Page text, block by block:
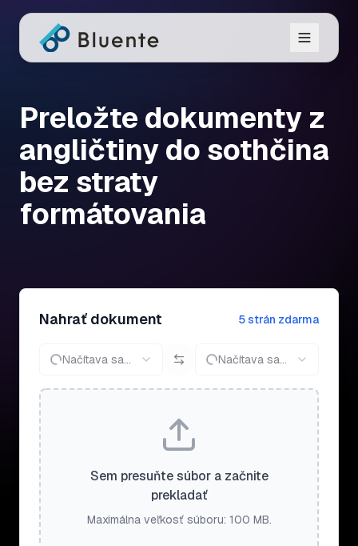
Preložte dokumenty z
angličtiny do sothčina
bez straty
formátovania
Nahrať dokument 5 strán zdarma
Načítava sa... Načítava sa...
Sem presuňte súbor a začnite
prekladať
Maximálna veľkosť súboru: 100 MB.